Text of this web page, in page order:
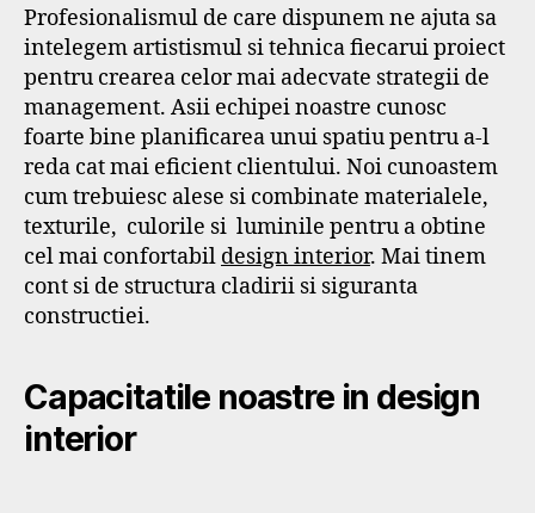
Profesionalismul de care dispunem ne ajuta sa
intelegem artistismul si tehnica fiecarui proiect
pentru crearea celor mai adecvate strategii de
management. Asii echipei noastre cunosc
foarte bine planificarea unui spatiu pentru a-l
reda cat mai eficient clientului. Noi cunoastem
cum trebuiesc alese si combinate materialele,
texturile, culorile si luminile pentru a obtine
cel mai confortabil design interior. Mai tinem
cont si de structura cladirii si siguranta
constructiei.
Capacitatile noastre in design
interior